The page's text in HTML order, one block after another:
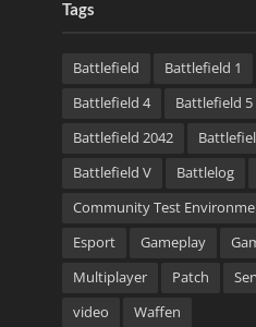
Tags
Battlefield Battlefield 1
Battlefield 4
Battlefield 5
Battlefield 2042
Battlefield V
Battlelog
Community Test
Esport
Gameplay
Multiplayer
Patch
video
Waffen